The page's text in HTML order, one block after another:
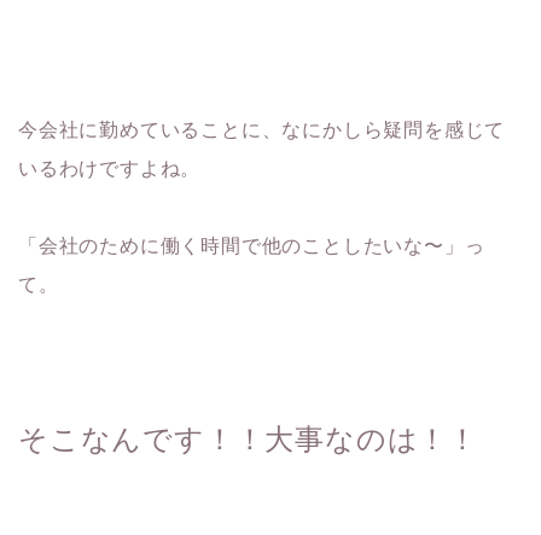
今会社に勤めていることに、なにかしら疑問を感じて
いるわけですよね。
「会社のために働く時間で他のことしたいな〜」っ
て。
そこなんです！！大事なのは！！